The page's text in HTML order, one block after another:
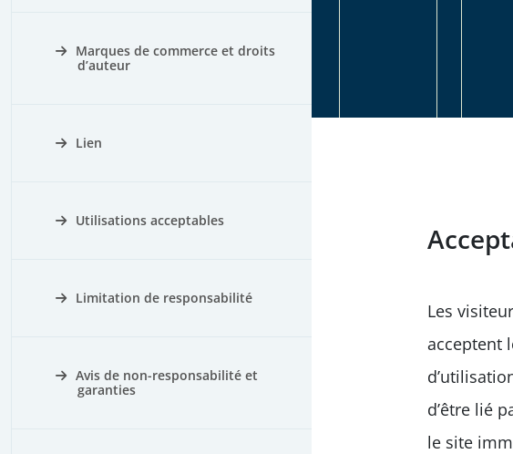
Marques de commerce et droits
d’auteur
Lien
Utilisations acceptables
Limitation de responsabilité
Avis de non-responsabilité et
garanties
Les
acceptent
d’être lié
le site